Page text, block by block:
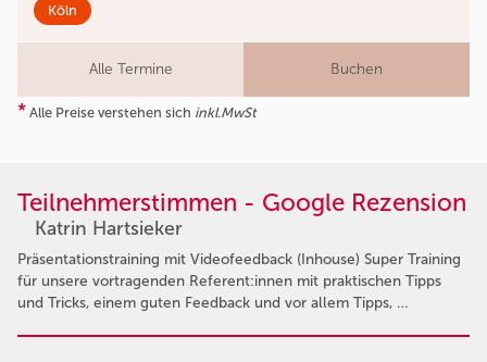
Köln
Alle Termine Buchen
* Alle Preise verstehen sich inkl.MwSt
Teilnehmerstimmen - Google Rezension
Katrin Hartsieker
Präsentationstraining mit Videofeedback (Inhouse) Super Training
für unsere vortragenden Referent:innen mit praktischen Tipps
und Tricks, einem guten Feedback und vor allem Tipps, …